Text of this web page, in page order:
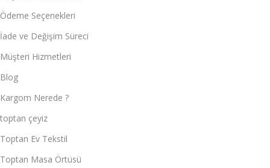
Ödeme Seçenekleri
İade ve Değişim Süreci
Müşteri Hizmetleri
Blog
Kargom Nerede ?
toptan çeyiz
Toptan Ev Tekstil
Toptan Masa Örtüsü